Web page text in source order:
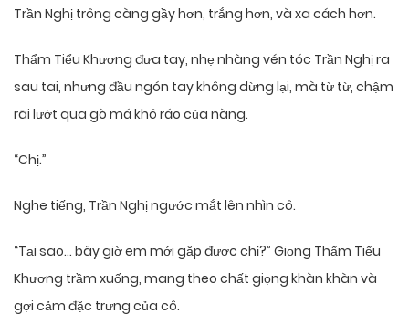
Trần Nghị trông càng gầy hơn, trắng hơn, và xa cách hơn.
Thẩm Tiểu Khương đưa tay, nhẹ nhàng vén tóc Trần Nghị ra
sau tai, nhưng đầu ngón tay không dừng lại, mà từ từ, chậm
rãi lướt qua gò má khô ráo của nàng.
“Chị.”
Nghe tiếng, Trần Nghị ngước mắt lên nhìn cô.
“Tại sao… bây giờ em mới gặp được chị?” Giọng Thẩm Tiểu
Khương trầm xuống, mang theo chất giọng khàn khàn và
gợi cảm đặc trưng của cô.